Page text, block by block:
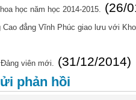
học năm học 2014-2015. (26/
đẳng Vĩnh Phúc giao lưu với
viên mới. (31/12/2014)
phản hồi